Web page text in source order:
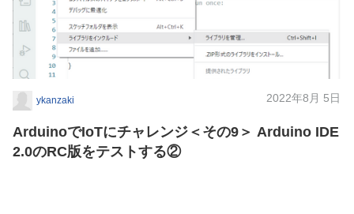
ykanzaki 2022年8月 5日
ArduinoでIoTにチャレンジ＜その9＞ Arduino IDE
2.0のRC版をテストする②